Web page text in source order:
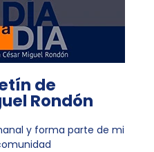
de
Rondón
y forma parte de mi